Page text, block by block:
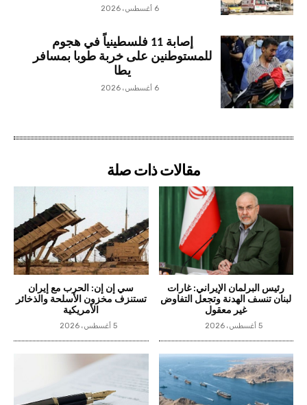
6 أغسطس، 2026
إصابة 11 فلسطينياً في هجوم
للمستوطنين على خربة طوبا بمسافر
يطا
6 أغسطس، 2026
مقالات ذات صلة
رئيس البرلمان الإيراني: غارات
لبنان تنسف الهدنة وتجعل التفاوض
غير معقول
5 أغسطس، 2026
سي إن إن: الحرب مع إيران
تستنزف مخزون الأسلحة والذخائر
الأمريكية
5 أغسطس، 2026